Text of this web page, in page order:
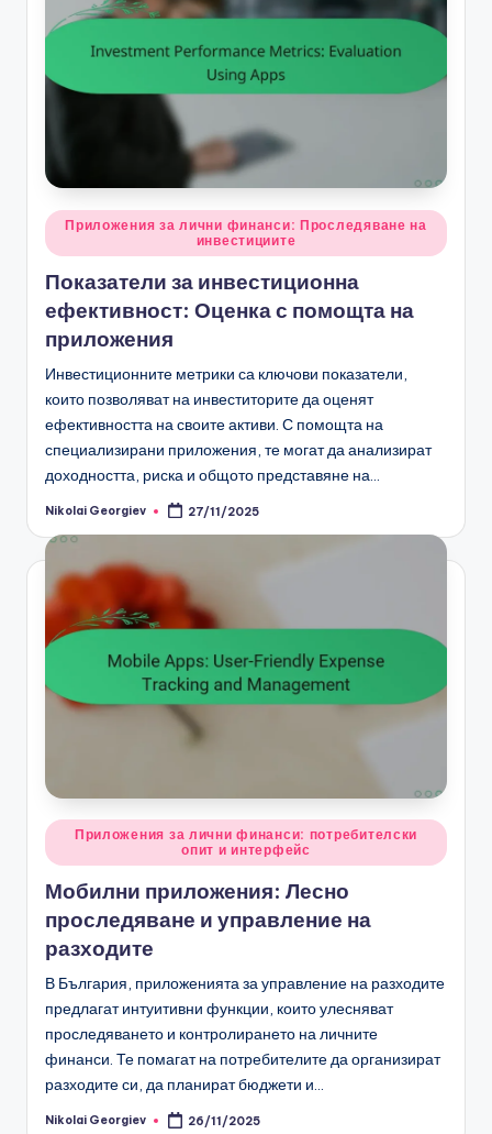
Posted
in
Приложения за лични финанси: Проследяване на
инвестициите
Показатели за инвестиционна
ефективност: Оценка с помощта на
приложения
Инвестиционните метрики са ключови показатели,
които позволяват на инвеститорите да оценят
ефективността на своите активи. С помощта на
специализирани приложения, те могат да анализират
доходността, риска и общото представяне на…
Posted
Nikolai Georgiev 27/11/2025
Posted
in
Приложения за лични финанси: потребителски
опит и интерфейс
Мобилни приложения: Лесно
проследяване и управление на
разходите
В България, приложенията за управление на разходите
предлагат интуитивни функции, които улесняват
проследяването и контролирането на личните
финанси. Те помагат на потребителите да организират
разходите си, да планират бюджети и…
Posted
Nikolai Georgiev 26/11/2025